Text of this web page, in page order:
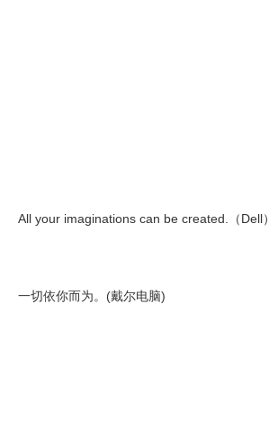
All your imaginations can be created.（Dell）
一切依你而为。(戴尔电脑)